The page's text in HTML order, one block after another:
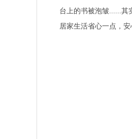
台上的书被泡皱......其
居家生活省心一点，安